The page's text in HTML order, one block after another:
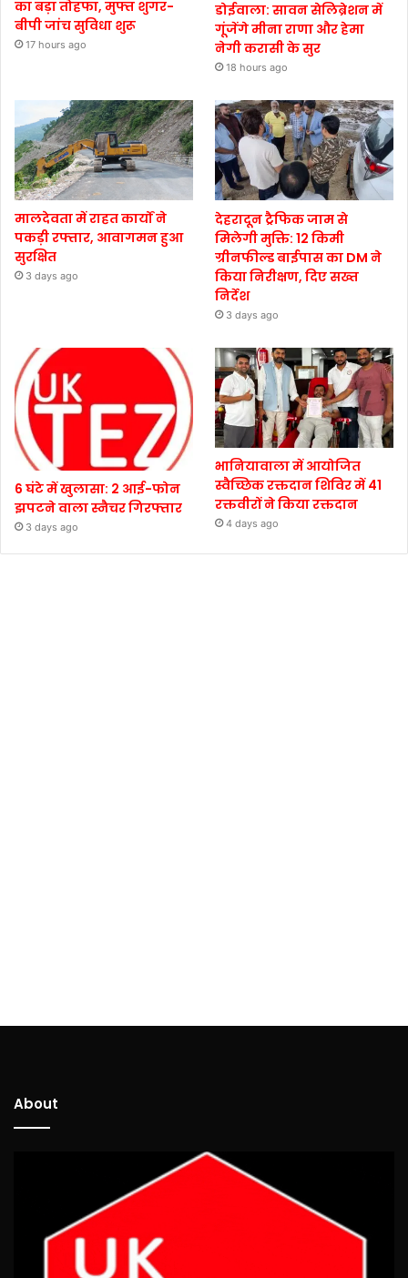
का बड़ा तोहफा, मुफ्त शुगर-
बीपी जांच सुविधा शुरू
17 hours ago
डोईवाला: सावन सेलिब्रेशन में
गूंजेंगे मीना राणा और हेमा
नेगी करासी के सुर
18 hours ago
मालदेवता में राहत कार्यों ने
पकड़ी रफ्तार, आवागमन हुआ
सुरक्षित
3 days ago
देहरादून ट्रैफिक जाम से
मिलेगी मुक्ति: 12 किमी
ग्रीनफील्ड बाईपास का DM ने
किया निरीक्षण, दिए सख्त
निर्देश
3 days ago
6 घंटे में खुलासा: 2 आई-फोन
झपटने वाला स्नैचर गिरफ्तार
3 days ago
भानियावाला में आयोजित
स्वैच्छिक रक्तदान शिविर में 41
रक्तवीरों ने किया रक्तदान
4 days ago
About